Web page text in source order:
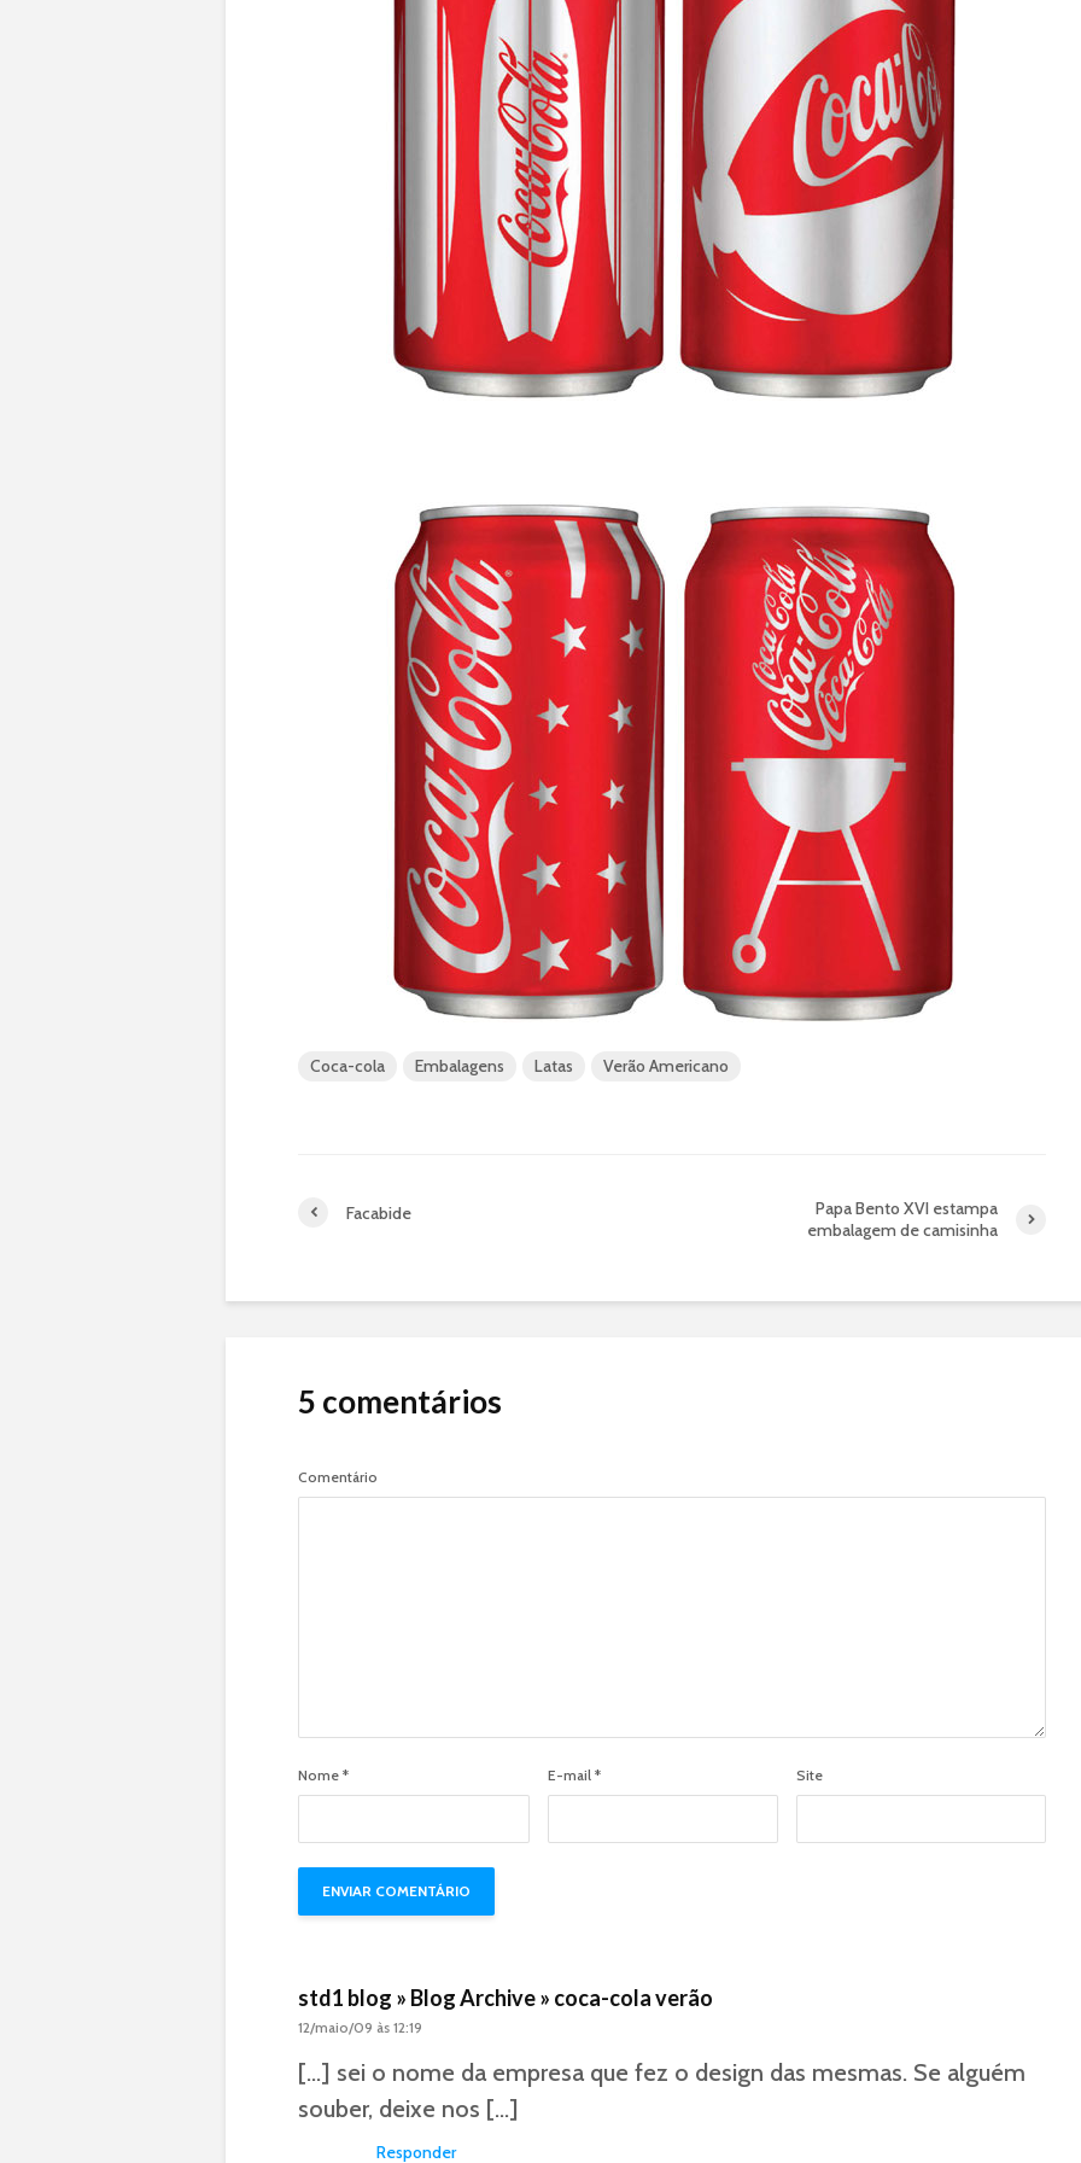
Coca-cola Embalagens Latas Verão Americano
Facabide
Papa Bento XVI estampa
embalagem de camisinha
5 comentários
Comentário
Nome * E-mail * Site
std1 blog » Blog Archive » coca-cola verão
12/maio/09 às 12:19
[…] sei o nome da empresa que fez o design das mesmas. Se alguém
souber, deixe nos […]
Responder